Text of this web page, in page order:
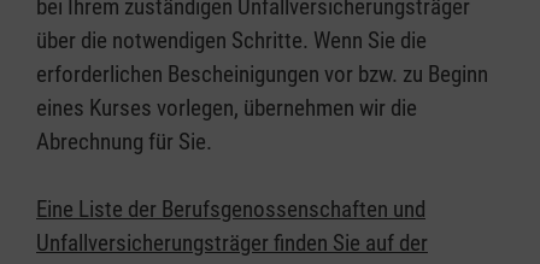
bei Ihrem zuständigen Unfallversicherungsträger
über die notwendigen Schritte. Wenn Sie die
erforderlichen Bescheinigungen vor bzw. zu Beginn
eines Kurses vorlegen, übernehmen wir die
Abrechnung für Sie.
Eine Liste der Berufsgenossenschaften und
Unfallversicherungsträger finden Sie auf der